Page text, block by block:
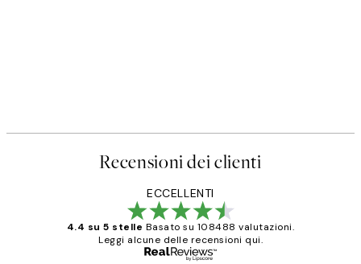
Recensioni dei clienti
ECCELLENTI
4.4 su 5 stelle Basato su 108488 valutazioni.
Leggi alcune delle recensioni qui.